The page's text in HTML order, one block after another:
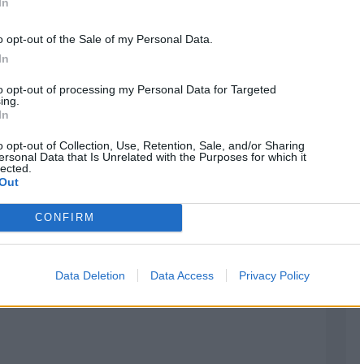
opt-out of the Sale of my Personal Data.
opt-out of processing my Personal Data for Targeted
opt-out of Collection, Use, Retention, Sale, and/or Sharing
Data that Is Unrelated with the Purposes for which it
CONFIRM
Data Deletion Data Access Privacy Policy
Chino